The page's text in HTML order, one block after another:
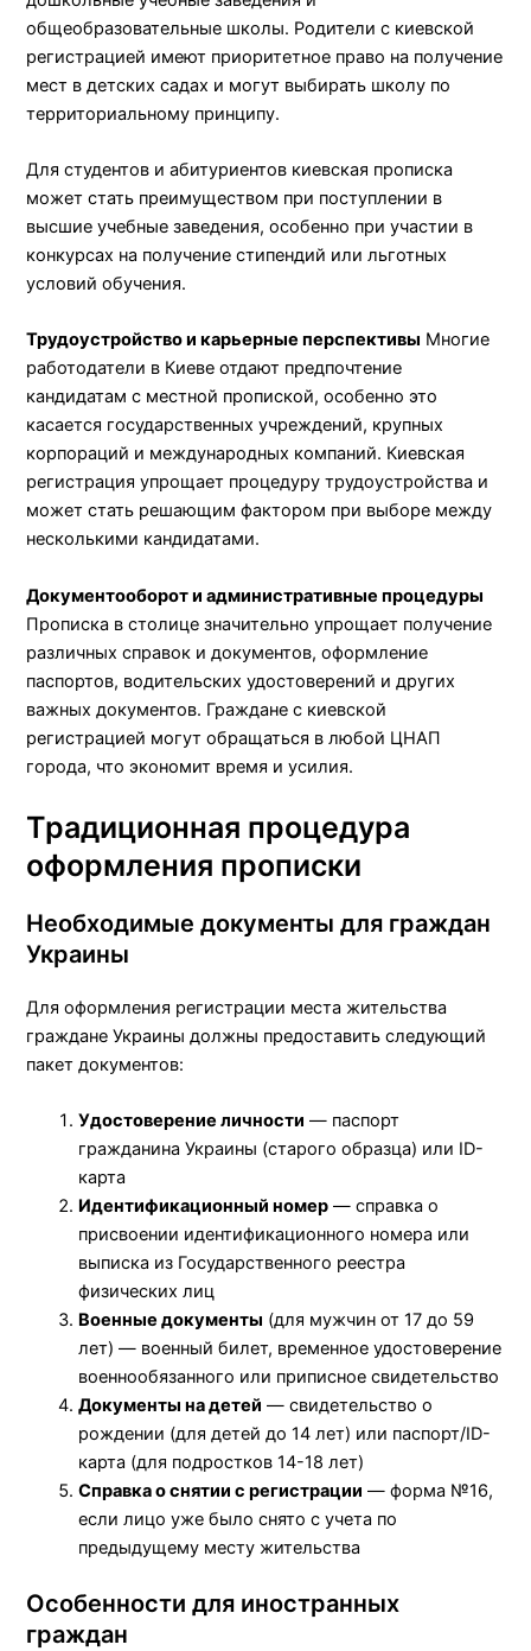
общеобразовательные школы. Родители с киевской
регистрацией имеют приоритетное право на получение
мест в детских садах и могут выбирать школу по
территориальному принципу.
Для студентов и абитуриентов киевская прописка
может стать преимуществом при поступлении в
высшие учебные заведения, особенно при участии в
конкурсах на получение стипендий или льготных
условий обучения.
Трудоустройство и карьерные перспективы Многие
работодатели в Киеве отдают предпочтение
кандидатам с местной пропиской, особенно это
касается государственных учреждений, крупных
корпораций и международных компаний. Киевская
регистрация упрощает процедуру трудоустройства и
может стать решающим фактором при выборе между
несколькими кандидатами.
Документооборот и административные процедуры
Прописка в столице значительно упрощает получение
различных справок и документов, оформление
паспортов, водительских удостоверений и других
важных документов. Граждане с киевской
регистрацией могут обращаться в любой ЦНАП
города, что экономит время и усилия.
Традиционная процедура
оформления прописки
Необходимые документы для граждан
Украины
Для оформления регистрации места жительства
граждане Украины должны предоставить следующий
пакет документов:
Удостоверение личности — паспорт
гражданина Украины (старого образца) или ID-
карта
Идентификационный номер — справка о
присвоении идентификационного номера или
выписка из Государственного реестра
физических лиц
Военные документы (для мужчин от 17 до 59
лет) — военный билет, временное удостоверение
военнообязанного или приписное свидетельство
Документы на детей — свидетельство о
рождении (для детей до 14 лет) или паспорт/ID-
карта (для подростков 14-18 лет)
Справка о снятии с регистрации — форма №16,
если лицо уже было снято с учета по
предыдущему месту жительства
Особенности для иностранных
граждан